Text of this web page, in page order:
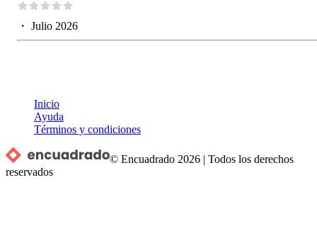
・ Julio 2026
Inicio
Ayuda
Términos y condiciones
© Encuadrado 2026 |Todos los derechos
reservados